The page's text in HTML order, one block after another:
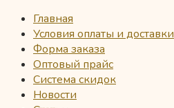
Главная
Условия оплаты и доставки
Форма заказа
Оптовый прайс
Система скидок
Новости